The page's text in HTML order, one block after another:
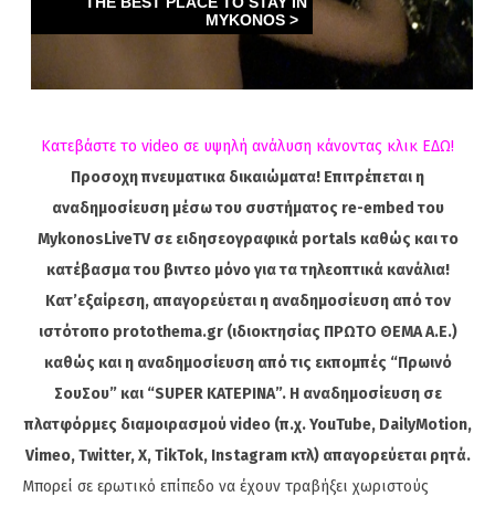
Κατεβάστε το video σε υψηλή ανάλυση κάνοντας κλικ ΕΔΩ!
Προσοχη πνευματικα δικαιώματα! Επιτρέπεται η
αναδημοσίευση μέσω του συστήματος re-embed του
MykonosLiveTV σε ειδησεογραφικά portals καθώς και το
κατέβασμα του βιντεο μόνο για τα τηλεοπτικά κανάλια!
Κατ’εξαίρεση, απαγορεύεται η αναδημοσίευση από τον
ιστότοπο protothema.gr (ιδιοκτησίας ΠΡΩΤΟ ΘΕΜΑ A.E.)
καθώς και η αναδημοσίευση από τις εκπομπές “Πρωινό
ΣουΣου” και “SUPER ΚΑΤΕΡΙΝΑ”. Η αναδημοσίευση σε
πλατφόρμες διαμοιρασμού video (π.χ. YouTube, DailyMotion,
Vimeo, Twitter, X, TikTok, Instagram κτλ) απαγορεύεται ρητά.
Μπορεί σε ερωτικό επίπεδο να έχουν τραβήξει χωριστούς